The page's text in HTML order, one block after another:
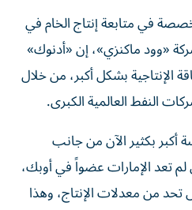
في متابعة إنتاج الخام في
«وود ماكنزي»، إن «أدنوك»
الإنتاجية بشكل أكبر، من خلال
النفط العالمية الكبرى.
بكثير الآن من جانب
لم تعد الإمارات عضواً في أوبك،
من معدلات الإنتاج، وهذا